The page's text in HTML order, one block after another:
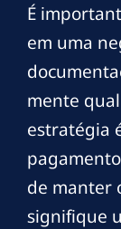
É
em uma
mente
estratégia
de manter
signifique